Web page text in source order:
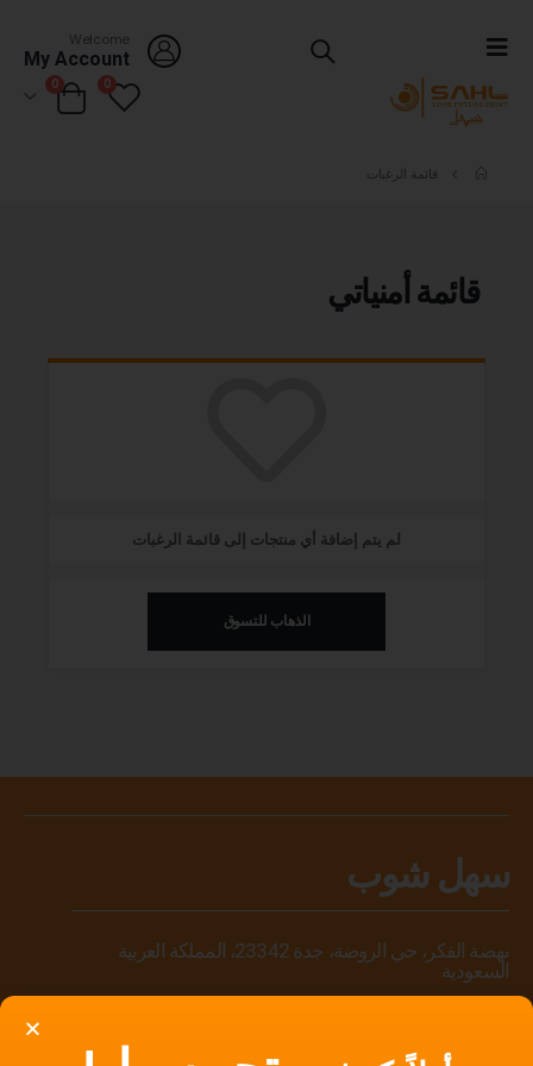
Welcome
My Account
0
0
قائمة الرغبات
قائمة أمنياتي
لم يتم إضافة أي منتجات إلى قائمة الرغبات
الذهاب للتسوق
سهل شوب
نهضة الفكر، حي الروضة، جدة 23342، المملكة العربية
السعودية